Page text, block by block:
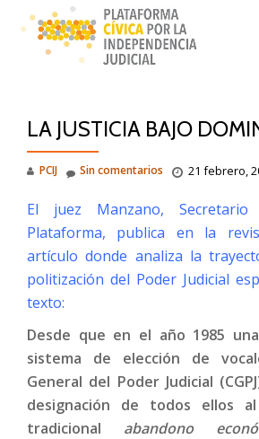
LA JUSTICIA BAJO
PCIJ 21 febrero,
Sin comentarios
El juez Manzano,
Plataforma, publica en la
artículo donde analiza la
politización del Poder Judicial
texto:
Desde que en el año 1985
sistema de elección de
General del Poder Judicial
designación de todos ellos
tradicional abandono